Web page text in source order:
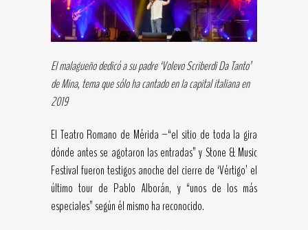
El malagueño dedicó a su padre ‘Volevo Scriberdi Da Tanto’
de Mina, tema que sólo ha cantado en la capital italiana en
2019
El Teatro Romano de Mérida –“el sitio de toda la gira
dónde antes se agotaron las entradas” y Stone & Music
Festival fueron testigos anoche del cierre de ‘Vértigo’ el
último tour de Pablo Alborán, y “unos de los más
especiales” según él mismo ha reconocido.